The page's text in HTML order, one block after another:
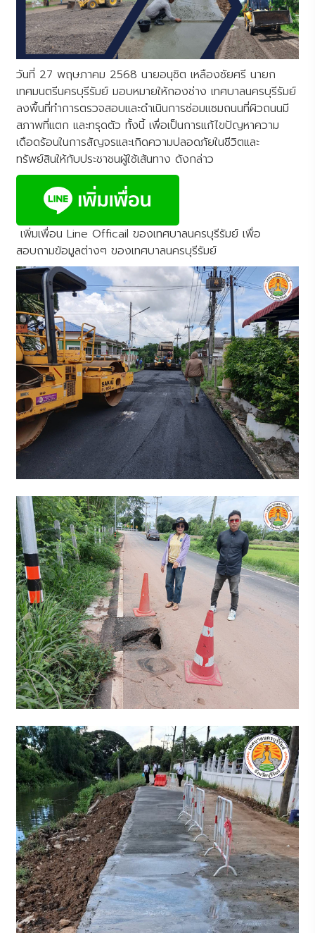
วันที่ 27 พฤษภาคม 2568 นายอนุชิต เหลืองชัยศรี นายก
เทศมนตรีนครบุรีรัมย์ มอบหมายให้กองช่าง เทศบาลนครบุรีรัมย์
ลงพื้นที่ทำการตรวจสอบและดำเนินการซ่อมแซมถนนที่ผิวถนนมี
สภาพที่แตก และทรุดตัว ทั้งนี้ เพื่อเป็นการแก้ไขปัญหาความ
เดือดร้อนในการสัญจรและเกิดความปลอดภัยในชีวิตและ
ทรัพย์สินให้กับประชาชนผู้ใช้เส้นทาง ดังกล่าว
เพิ่มเพื่อน Line Officail ของเทศบาลนครบุรีรัมย์ เพื่อ
สอบถามข้อมูลต่างๆ ของเทศบาลนครบุรีรัมย์